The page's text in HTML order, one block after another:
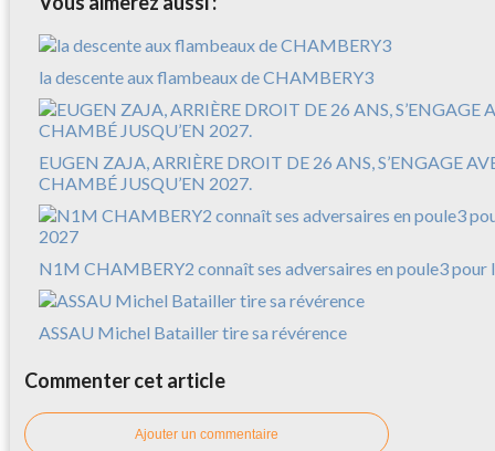
la descente aux flambeaux de CHAMBERY3
EUGEN ZAJA, ARRIÈRE DROIT DE 26 ANS, S’ENGAGE
CHAMBÉ JUSQU’EN 2027.
N1M CHAMBERY2 connaît ses adversaires en poule3 pour
ASSAU Michel Batailler tire sa révérence
Commenter cet article
Ajouter un commentaire